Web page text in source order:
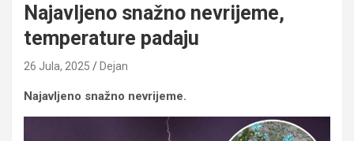
Najavljeno snažno nevrijeme,
temperature padaju
26 Jula, 2025 Dejan
Najavljeno snažno nevrijeme.